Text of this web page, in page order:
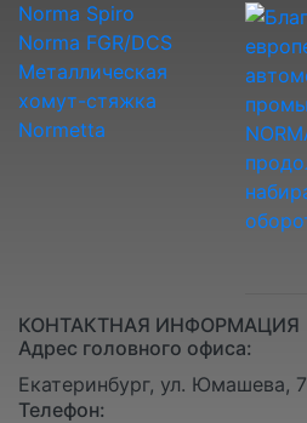
Norma Spiro
Norma FGR/DCS
Металлическая
хомут-стяжка
Normetta
КОНТАКТНАЯ ИНФОРМАЦИЯ
Адрес головного офиса:
Екатеринбург, ул. Юмашева, 7
Телефон: